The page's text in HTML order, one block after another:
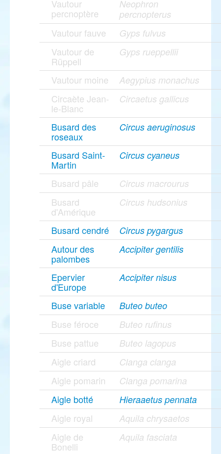
Vautour
percnoptère
Neophron
percnopterus
Vautour fauve Gyps fulvus
Vautour de
Rüppell
Gyps rueppellii
Vautour moine Aegypius monachus
Circaète Jean-
le-Blanc
Circaetus gallicus
Busard des
roseaux
Circus aeruginosus
Busard Saint-
Martin
Circus cyaneus
Busard pâle Circus macrourus
Busard
d'Amérique
Circus hudsonius
Busard cendré Circus pygargus
Autour des
palombes
Accipiter gentilis
Epervier
d'Europe
Accipiter nisus
Buse variable Buteo buteo
Buse féroce Buteo rufinus
Buse pattue Buteo lagopus
Aigle criard Clanga clanga
Aigle pomarin Clanga pomarina
Aigle botté Hieraaetus pennata
Aigle royal Aquila chrysaetos
Aigle de
Bonelli
Aquila fasciata